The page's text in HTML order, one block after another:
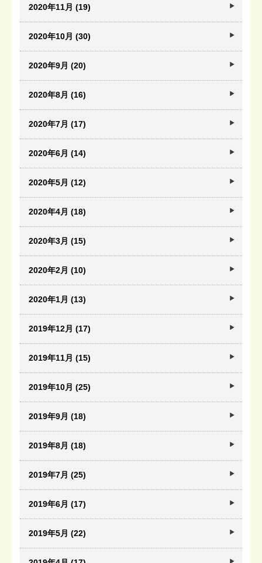
2020年11月 (19)
2020年10月 (30)
2020年9月 (20)
2020年8月 (16)
2020年7月 (17)
2020年6月 (14)
2020年5月 (12)
2020年4月 (18)
2020年3月 (15)
2020年2月 (10)
2020年1月 (13)
2019年12月 (17)
2019年11月 (15)
2019年10月 (25)
2019年9月 (18)
2019年8月 (18)
2019年7月 (25)
2019年6月 (17)
2019年5月 (22)